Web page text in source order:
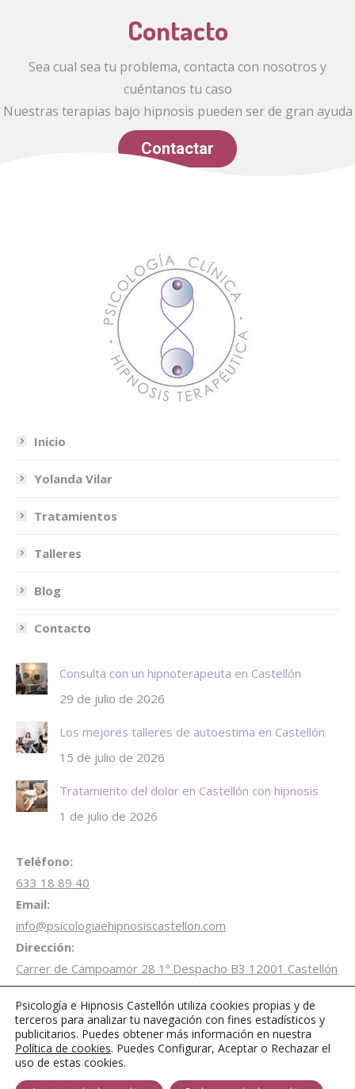
Contacto
Sea cual sea tu problema, contacta con nosotros y
cuéntanos tu caso
Nuestras terapias bajo hipnosis pueden ser de gran ayuda
Contactar
Inicio
Yolanda Vilar
Tratamientos
Talleres
Blog
Contacto
Consulta con un hipnoterapeuta en Castellón
29 de julio de 2026
Los mejores talleres de autoestima en Castellón
15 de julio de 2026
Tratamiento del dolor en Castellón con hipnosis
1 de julio de 2026
Teléfono:
633 18 89 40
Email:
info@psicologiaehipnosiscastellon.com
Dirección:
Carrer de Campoamor 28 1º Despacho B3 12001 Castellón
de la Plana
Aparcamiento gratuito de 1 horaen Parking Plaza
Juez Borrull
Encuéntranos en:
Psicología e Hipnosis Castellón utiliza cookies propias y de
terceros para analizar tu navegación con fines estadísticos y
publicitarios. Puedes obtener más información en nuestra
Política de cookies. Puedes Configurar, Aceptar o Rechazar el
uso de estas cookies.